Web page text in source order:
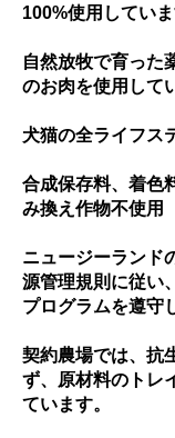
100%使用していま
自然放牧で育った
のお肉を使用して
犬猫の全ライフス
合成保存料、着色
み換え作物不使用
ニュージーランド
源管理規則に従い
プログラムを遵守
契約農場では、抗
ず、原材料のトレ
ています。